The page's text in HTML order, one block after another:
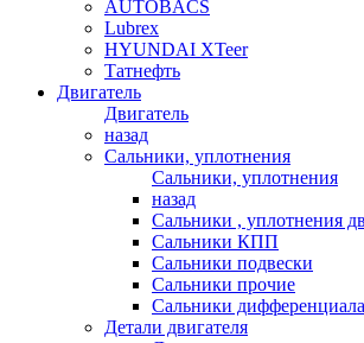
AUTOBACS
Lubrex
HYUNDAI XTeer
Татнефть
Двигатель
Двигатель
назад
Сальники, уплотнения
Сальники, уплотнения
назад
Сальники , уплотнения
Сальники КПП
Сальники подвески
Сальники прочие
Сальники дифференциала
Детали двигателя